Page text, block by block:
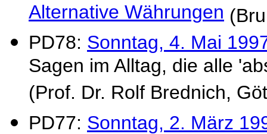
Alternative Währungen
PD78: Sonntag, 4. Mai
Sagen im Alltag, die alle
(Prof. Dr. Rolf Brednich,
PD77: Sonntag, 2. März